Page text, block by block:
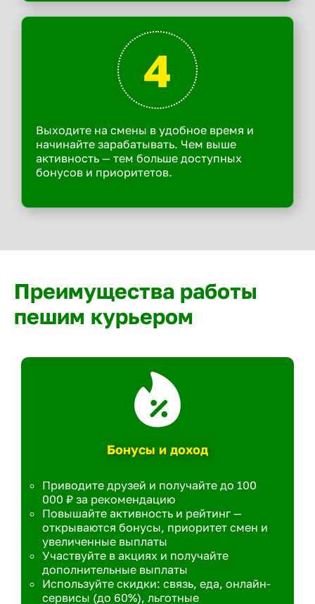
4
Выходите на смены в удобное время и
начинайте зарабатывать. Чем выше
активность — тем больше доступных
бонусов и приоритетов.
Преимущества работы
пешим курьером
Бонусы и доход
Приводите друзей и получайте до 100
000 ₽ за рекомендацию
Повышайте активность и рейтинг —
открываются бонусы, приоритет смен и
увеличенные выплаты
Участвуйте в акциях и получайте
дополнительные выплаты
Используйте скидки: связь, еда, онлайн-
сервисы (до 60%), льготные